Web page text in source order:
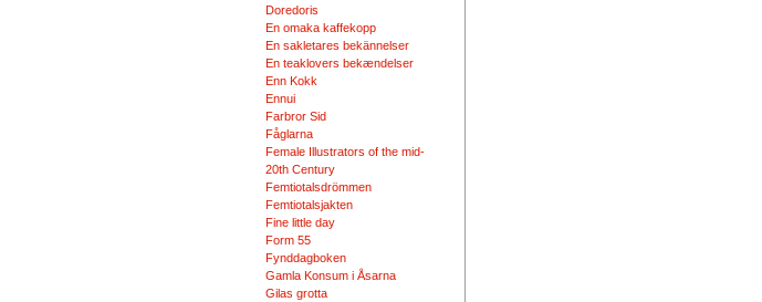
Doredoris
En omaka kaffekopp
En sakletares bekännelser
En teaklovers bekændelser
Enn Kokk
Ennui
Farbror Sid
Fåglarna
Female Illustrators of the mid-
20th Century
Femtiotalsdrömmen
Femtiotalsjakten
Fine little day
Form 55
Fynddagboken
Gamla Konsum i Åsarna
Gilas grotta